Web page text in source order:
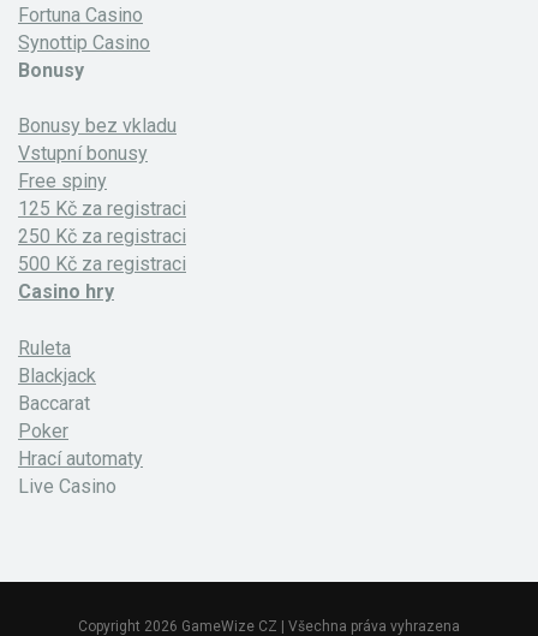
Fortuna Casino
Synottip Casino
Bonusy
Bonusy bez vkladu
Vstupní bonusy
Free spiny
125 Kč za registraci
250 Kč za registraci
500 Kč za registraci
Casino hry
Ruleta
Blackjack
Baccarat
Poker
Hrací automaty
Live Casino
Copyright 2026 GameWize CZ | Všechna práva vyhrazena